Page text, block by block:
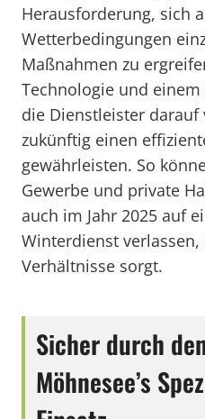
Herausforderung, sich
Wetterbedingungen
Maßnahmen zu
Technologie und
die Dienstleister darauf
zukünftig einen
gewährleisten. So
Gewerbe und private
auch im Jahr 2025 auf
Winterdienst
Verhältnisse sorgt.
Sicher durch
Möhnesee’s